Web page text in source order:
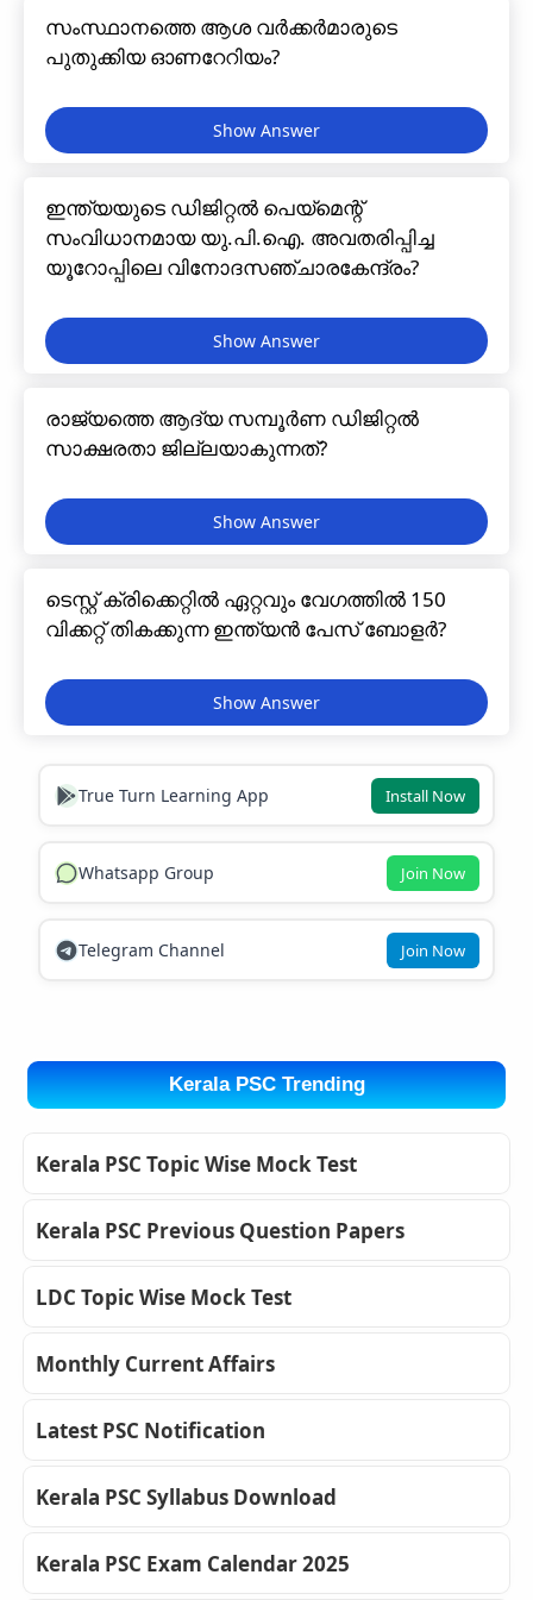
സംസ്ഥാനത്തെ ആശ വർക്കർമാരുടെ
പുതുക്കിയ ഓണറേറിയം?
ഇന്ത്യയുടെ ഡിജിറ്റൽ പെയ്മെന്റ്
സംവിധാനമായ യു.പി.ഐ. അവതരിപ്പിച്ച
യൂറോപ്പിലെ വിനോദസഞ്ചാരകേന്ദ്രം?
രാജ്യത്തെ ആദ്യ സമ്പൂർണ ഡിജിറ്റൽ
സാക്ഷരതാ ജില്ലയാകുന്നത്?
ടെസ്റ്റ്‌ ക്രിക്കെറ്റിൽ ഏറ്റവും വേഗത്തിൽ 150
വിക്കറ്റ് തികക്കുന്ന ഇന്ത്യൻ പേസ് ബോളർ?
True Turn Learning App Install Now
Whatsapp Group Join Now
Telegram Channel Join Now
Kerala PSC Trending
Kerala PSC Topic Wise Mock Test
Kerala PSC Previous Question Papers
LDC Topic Wise Mock Test
Monthly Current Affairs
Latest PSC Notification
Kerala PSC Syllabus Download
Kerala PSC Exam Calendar 2025